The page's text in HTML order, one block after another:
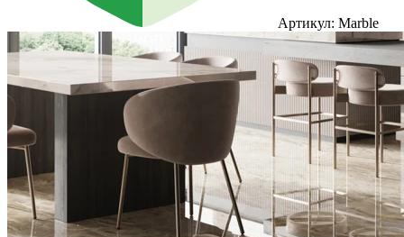
Артикул: Marble